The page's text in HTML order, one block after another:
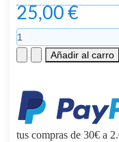
25,00 €
tus compras de 30€ a